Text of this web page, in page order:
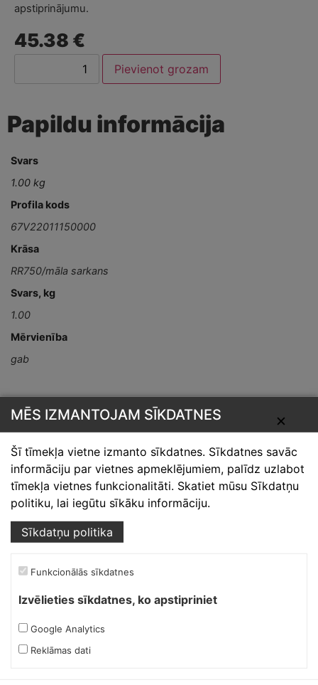
apstiprinājumu.
45.38 €
Pievienot grozam
Papildu informācija
Svars
1.00 kg
Profila kods
67V22011150000
Krāsa
RR750/māla sarkans
Svars, kg
1.00
Mērvienība
gab
Skārdnieks M
Ofiss, ražošana, noliktava.
Izmēģinātāju iela 1a,
Mob.:+37126317230
E-pasts:skardnieksm@skardnieciba.lv
Darba laiki
✕
MĒS IZMANTOJAM SĪKDATNES
Šī tīmekļa vietne izmanto sīkdatnes. Sīkdatnes savāc
informāciju par vietnes apmeklējumiem, palīdz uzlabot
tīmekļa vietnes funkcionalitāti. Skatiet mūsu Sīkdatņu
politiku, lai iegūtu sīkāku informāciju.
Sīkdatņu politika
Funkcionālās sīkdatnes
Izvēlieties sīkdatnes, ko apstipriniet
Google Analytics
Reklāmas dati